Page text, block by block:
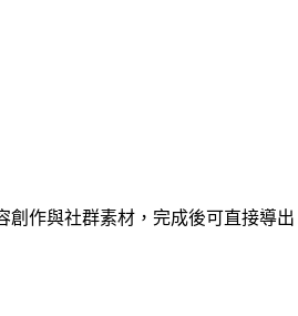
作與社群素材，完成後可直接導出